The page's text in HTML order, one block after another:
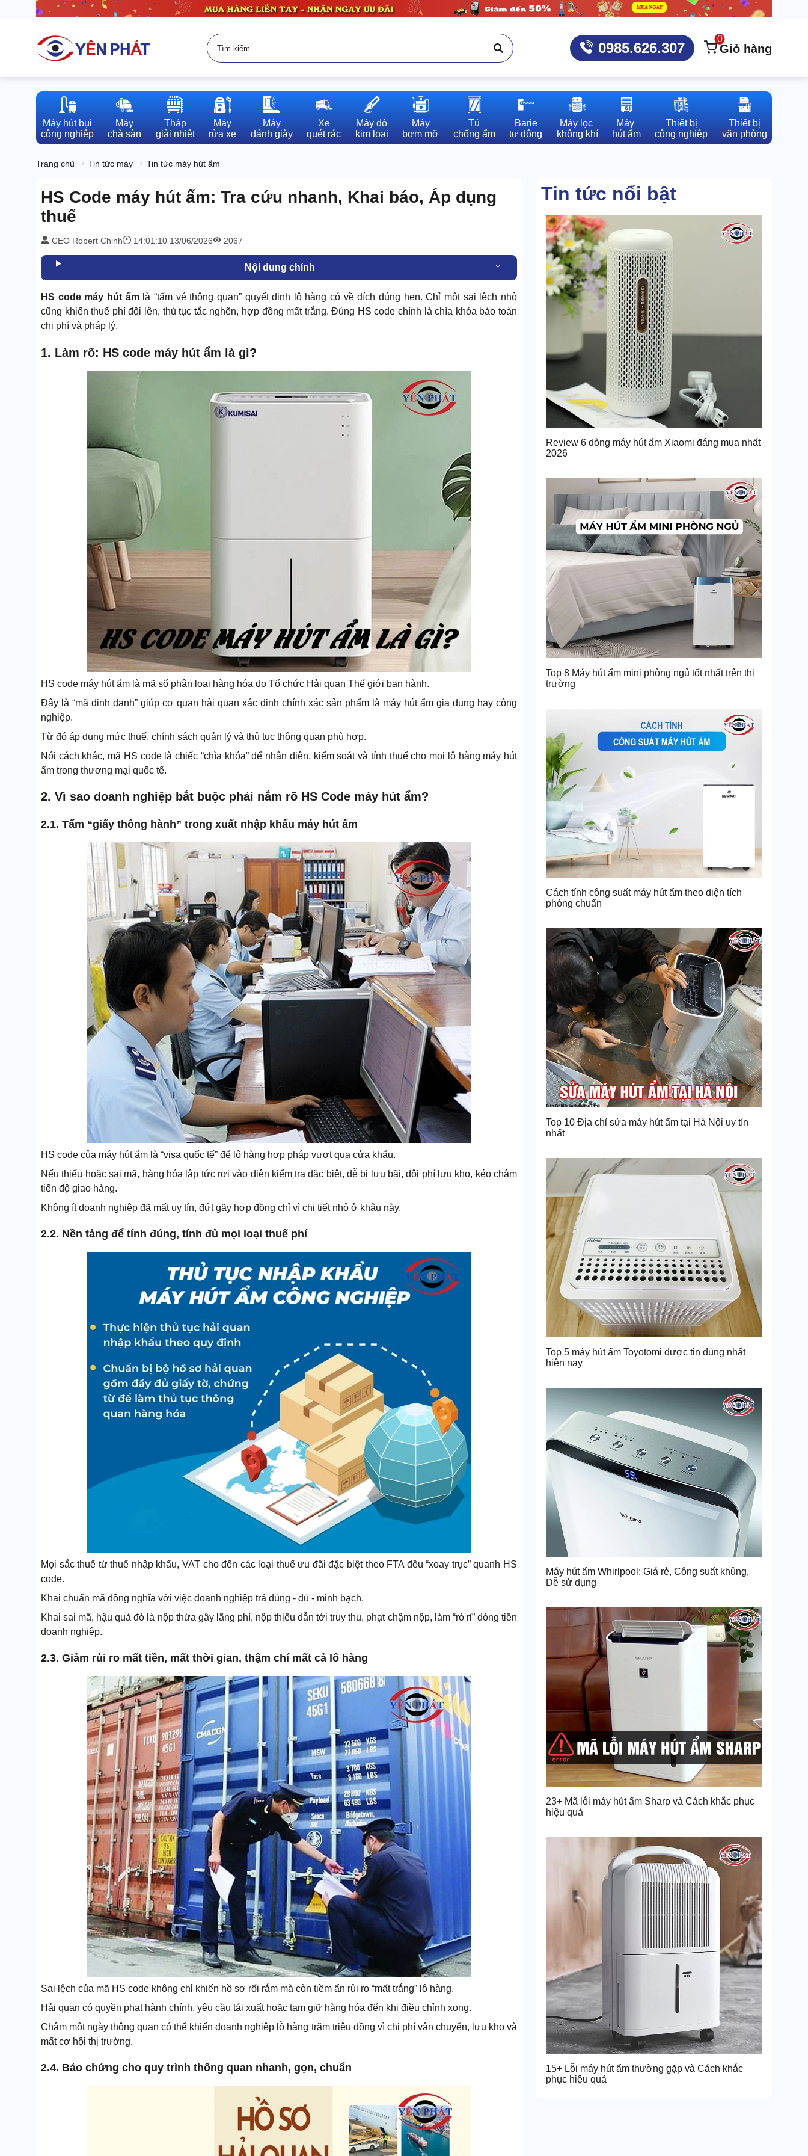
0985.626.307
0
Giỏ hàng
Máy hút bụi
công nghiệp
Máy
chà sàn
Tháp
giải nhiệt
Máy
rửa xe
Máy
đánh giày
Xe
quét rác
Máy dò
kim loại
Máy
bơm mỡ
Tủ
chống ẩm
Barie
tự động
Máy lọc
không khí
Máy
hút ẩm
Thiết bị
công nghiệp
Thiết bị
văn phòng
Trang chủ Tin tức máy Tin tức máy hút ẩm
HS Code máy hút ẩm: Tra cứu nhanh, Khai báo, Áp dụng
thuế
CEO Robert Chinh 14:01:10 13/06/2026 2067
Nội dung chính
HS code máy hút ẩmlà “tấm vé thông quan” quyết định lô hàng có về đích đúng hẹn. Chỉ một sai lệch nhỏ
cũng khiến thuế phí đội lên, thủ tục tắc nghẽn, hợp đồng mất trắng. Đúng HS code chính là chìa khóa bảo toàn
chi phí và pháp lý.
1. Làm rõ: HS code máy hút ẩm là gì?
HS code máy hút ẩm là mã số phân loại hàng hóa do Tổ chức Hải quan Thế giới ban hành.
Đây là “mã định danh” giúp cơ quan hải quan xác định chính xác sản phẩm là máy hút ẩm gia dụng hay công
nghiệp.
Từ đó áp dụng mức thuế, chính sách quản lý và thủ tục thông quan phù hợp.
Nói cách khác, mã HS code là chiếc “chìa khóa” để nhận diện, kiểm soát và tính thuế cho mọi lô hàng máy hút
ẩm trong thương mại quốc tế.
2. Vì sao doanh nghiệp bắt buộc phải nắm rõ HS Code máy hút ẩm?
2.1. Tấm “giấy thông hành” trong xuất nhập khẩu máy hút ẩm
HS code của máy hút ẩm là “visa quốc tế” để lô hàng hợp pháp vượt qua cửa khẩu.
Nếu thiếu hoặc sai mã, hàng hóa lập tức rơi vào diện kiểm tra đặc biệt, dễ bị lưu bãi, đội phí lưu kho, kéo chậm
tiến độ giao hàng.
Không ít doanh nghiệp đã mất uy tín, đứt gãy hợp đồng chỉ vì chi tiết nhỏ ở khâu này.
2.2. Nền tảng để tính đúng, tính đủ mọi loại thuế phí
Mọi sắc thuế từ thuế nhập khẩu, VAT cho đến các loại thuế ưu đãi đặc biệt theo FTA đều “xoay trục” quanh HS
code.
Khai chuẩn mã đồng nghĩa với việc doanh nghiệp trả đúng - đủ - minh bạch.
Khai sai mã, hậu quả đó là nộp thừa gây lãng phí, nộp thiếu dẫn tới truy thu, phạt chậm nộp, làm “rò rỉ” dòng tiền
doanh nghiệp.
2.3. Giảm rủi ro mất tiền, mất thời gian, thậm chí mất cả lô hàng
Sai lệch của mã HS code không chỉ khiến hồ sơ rối rắm mà còn tiềm ẩn rủi ro “mất trắng” lô hàng.
Hải quan có quyền phạt hành chính, yêu cầu tái xuất hoặc tạm giữ hàng hóa đến khi điều chỉnh xong.
Chậm một ngày thông quan có thể khiến doanh nghiệp lỗ hàng trăm triệu đồng vì chi phí vận chuyển, lưu kho và
mất cơ hội thị trường.
2.4. Bảo chứng cho quy trình thông quan nhanh, gọn, chuẩn
Tin tức nổi bật
Review 6 dòng máy hút ẩm Xiaomi đáng mua nhất
2026
Top 8 Máy hút ẩm mini phòng ngủ tốt nhất trên thị
trường
Cách tính công suất máy hút ẩm theo diện tích
phòng chuẩn
Top 10 Địa chỉ sửa máy hút ẩm tại Hà Nội uy tín
nhất
Top 5 máy hút ẩm Toyotomi được tin dùng nhất
hiện nay
Máy hút ẩm Whirlpool: Giá rẻ, Công suất khủng,
Dễ sử dụng
23+ Mã lỗi máy hút ẩm Sharp và Cách khắc phục
hiệu quả
15+ Lỗi máy hút ẩm thường gặp và Cách khắc
phục hiệu quả